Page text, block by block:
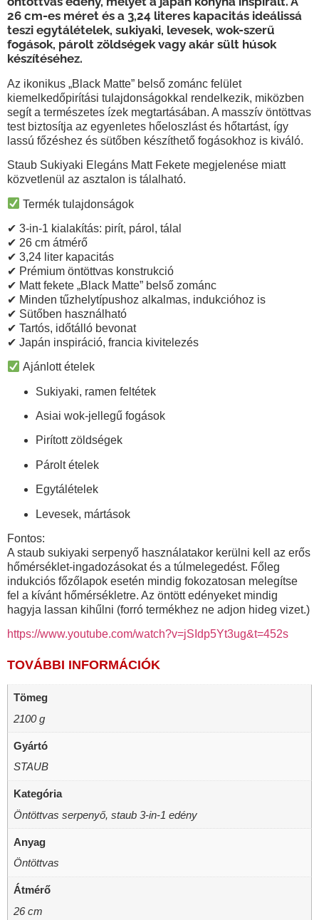
26 cm-es méret és a 3,24 literes kapacitás ideálissá
teszi egytálételek, sukiyaki, levesek, wok-szerű
fogások, párolt zöldségek vagy akár sült húsok
készítéséhez.
Az ikonikus „Black Matte” belső zománc felület
kiemelkedőpirítási tulajdonságokkal rendelkezik, miközben
segít a természetes ízek megtartásában. A masszív öntöttvas
test biztosítja az egyenletes hőeloszlást és hőtartást, így
lassú főzéshez és sütőben készíthető fogásokhoz is kiváló.
Staub Sukiyaki Elegáns Matt Fekete megjelenése miatt
közvetlenül az asztalon is tálalható.
Termék tulajdonságok
✔ 3-in-1 kialakítás: pirít, párol, tálal
✔ 26 cm átmérő
✔ 3,24 liter kapacitás
✔ Prémium öntöttvas konstrukció
✔ Matt fekete „Black Matte” belső zománc
✔ Minden tűzhelytípushoz alkalmas, indukcióhoz is
✔ Sütőben használható
✔ Tartós, időtálló bevonat
✔ Japán inspiráció, francia kivitelezés
Ajánlott ételek
Sukiyaki, ramen feltétek
Asiai wok-jellegű fogások
Pirított zöldségek
Párolt ételek
Egytálételek
Levesek, mártások
Fontos:
A staub sukiyaki serpenyő használatakor kerülni kell az erős
hőmérséklet-ingadozásokat és a túlmelegedést. Főleg
indukciós főzőlapok esetén mindig fokozatosan melegítse
fel a kívánt hőmérsékletre. Az öntött edényeket mindig
hagyja lassan kihűlni (forró termékhez ne adjon hideg vizet.)
https://www.youtube.com/watch?v=jSIdp5Yt3ug&t=452s
TOVÁBBI INFORMÁCIÓK
Tömeg
2100 g
Gyártó
STAUB
Kategória
Öntöttvas serpenyő, staub 3-in-1 edény
Anyag
Öntöttvas
Átmérő
26 cm